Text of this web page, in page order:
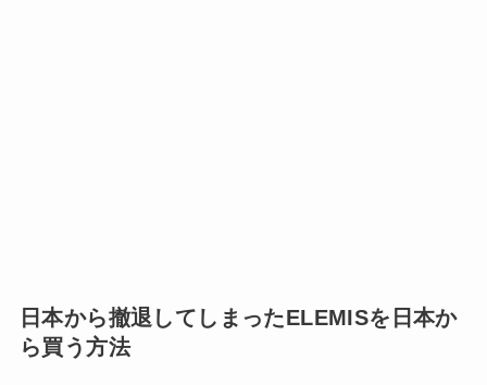
日本から撤退してしまったELEMISを日本か
ら買う方法